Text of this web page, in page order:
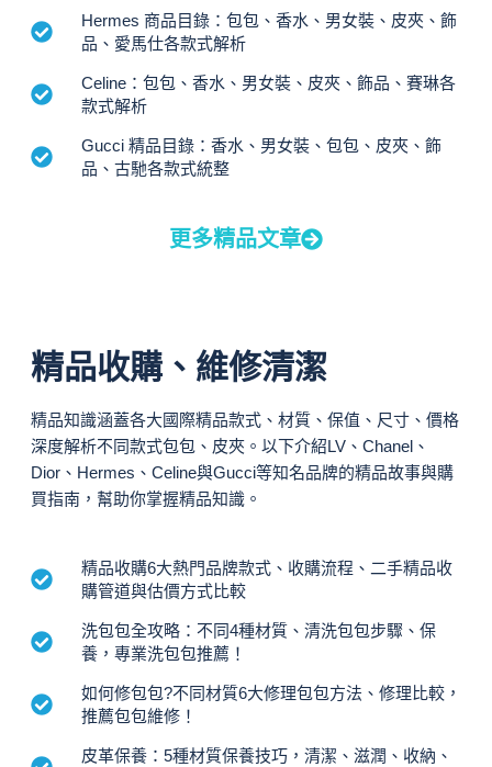
Hermes 商品目錄：包包、香水、男女裝、皮夾、飾
品、愛馬仕各款式解析
Celine：包包、香水、男女裝、皮夾、飾品、賽琳各
款式解析
Gucci 精品目錄：香水、男女裝、包包、皮夾、飾
品、古馳各款式統整
更多精品文章
精品收購、維修清潔
精品知識涵蓋各大國際精品款式、材質、保值、尺寸、價格
深度解析不同款式包包、皮夾。以下介紹LV、Chanel、
Dior、Hermes、Celine與Gucci等知名品牌的精品故事與購
買指南，幫助你掌握精品知識。
精品收購6大熱門品牌款式、收購流程、二手精品收
購管道與估價方式比較
洗包包全攻略：不同4種材質、清洗包包步驟、保
養，專業洗包包推薦！
如何修包包?不同材質6大修理包包方法、修理比較，
推薦包包維修！
皮革保養：5種材質保養技巧，清潔、滋潤、收納、